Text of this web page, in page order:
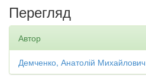
Перегляд
Автор
Демченко, Анатолій Михайлович